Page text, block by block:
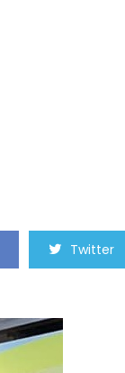
Twitter